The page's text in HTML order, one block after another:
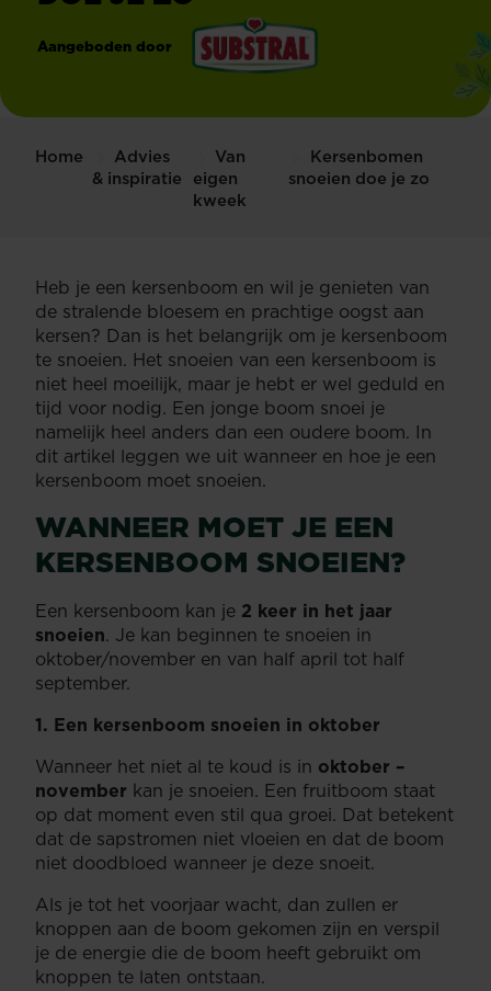
Aangeboden door
Home
Advies
& inspiratie
Van
eigen
kweek
Kersenbomen
snoeien doe je zo
Heb je een kersenboom en wil je genieten van
de stralende bloesem en prachtige oogst aan
kersen? Dan is het belangrijk om je kersenboom
te snoeien. Het snoeien van een kersenboom is
niet heel moeilijk, maar je hebt er wel geduld en
tijd voor nodig. Een jonge boom snoei je
namelijk heel anders dan een oudere boom. In
dit artikel leggen we uit wanneer en hoe je een
kersenboom moet snoeien.
WANNEER MOET JE EEN
KERSENBOOM SNOEIEN?
Een kersenboom kan je 2 keer in het jaar
snoeien. Je kan beginnen te snoeien in
oktober/november en van half april tot half
september.
1. Een kersenboom snoeien in oktober
Wanneer het niet al te koud is in oktober –
november kan je snoeien. Een fruitboom staat
op dat moment even stil qua groei. Dat betekent
dat de sapstromen niet vloeien en dat de boom
niet doodbloed wanneer je deze snoeit.
Als je tot het voorjaar wacht, dan zullen er
knoppen aan de boom gekomen zijn en verspil
je de energie die de boom heeft gebruikt om
knoppen te laten ontstaan.